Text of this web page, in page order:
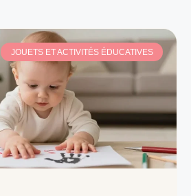
JOUETS ET ACTIVITÉS ÉDUCATIVES